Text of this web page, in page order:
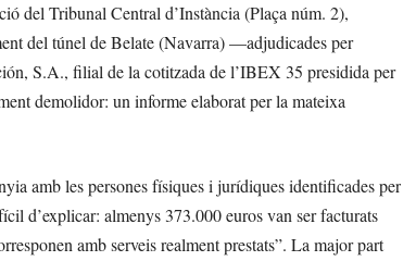
del Tribunal Central d’Instància (Plaça núm. 2),
del túnel de Belate (Navarra) —adjudicades per
S.A., filial de la cotitzada de l’IBEX 35 presidida per
demolidor: un informe elaborat per la mateixa
amb les persones físiques i jurídiques identificades per
d’explicar: almenys 373.000 euros van ser facturats
amb serveis realment prestats”. La major part